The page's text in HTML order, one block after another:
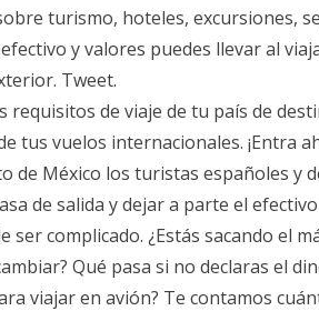
turismo, hoteles, excursiones,
y valores puedes llevar al
Tweet.
requisitos de viaje de tu país de
tus vuelos internacionales. ¡Entra
de México los turistas españoles y
de salida y dejar a parte el
ser complicado. ¿Estás sacando el
Qué pasa si no declaras el
viajar en avión? Te contamos